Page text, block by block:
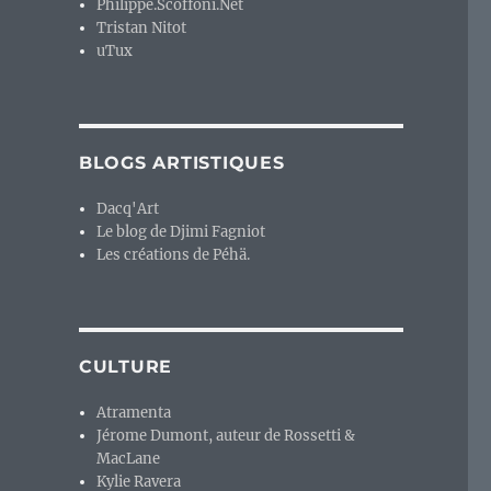
Philippe.Scoffoni.Net
Tristan Nitot
uTux
BLOGS ARTISTIQUES
Dacq'Art
Le blog de Djimi Fagniot
Les créations de Péhä.
CULTURE
Atramenta
Jérome Dumont, auteur de Rossetti &
MacLane
Kylie Ravera